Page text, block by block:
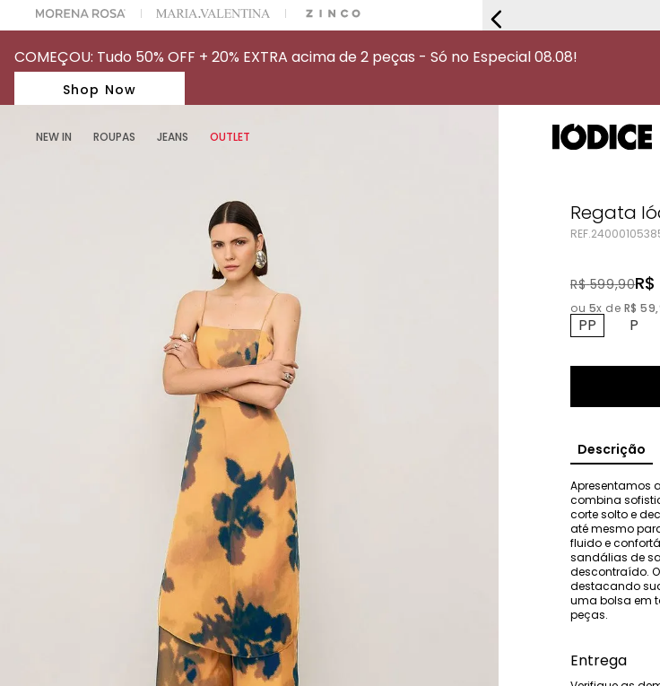
ESCOLHER SEU LOOK? FALE COM NOSSA PERSONAL SHOPPER.
COMEÇOU: Tudo 50% OFF + 20% EXTRA acima de 2 peças - Só no Especial 08.08!
Shop Now
NEW IN ROUPAS JEANS OUTLET
Regata
REF.
R$ 599,90R$
ou 5x de R$ 59,
PP P
Descrição
Apresentamos
combina
corte solto e
até mesmo
fluido e
sandálias de
descontraído.
destacando
uma bolsa em
peças.
Entrega